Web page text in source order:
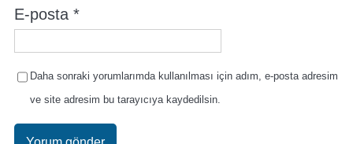
E-posta *
Daha sonraki yorumlarımda kullanılması için adım, e-posta adresim
ve site adresim bu tarayıcıya kaydedilsin.